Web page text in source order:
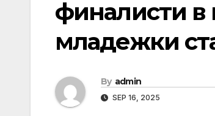
финалисти в
младежки
By admin
SEP 16, 2025